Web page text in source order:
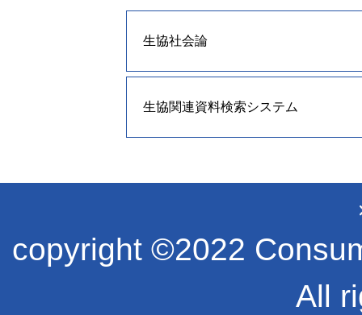
生協社会論
生協関連資料検索システム
copyright ©2022
All